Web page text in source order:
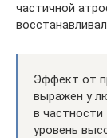
частичной
Эффект от
выражен у
в частности
уровень